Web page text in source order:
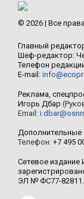
© 2026 | Все
Главный
Шеф-редактор:
Телефон
E-mail:
Реклама,
Игорь Дбар
Email:
Дополнительные
Телефон: +7 495
Сетевое
ЭЛ № ФС77-82811.